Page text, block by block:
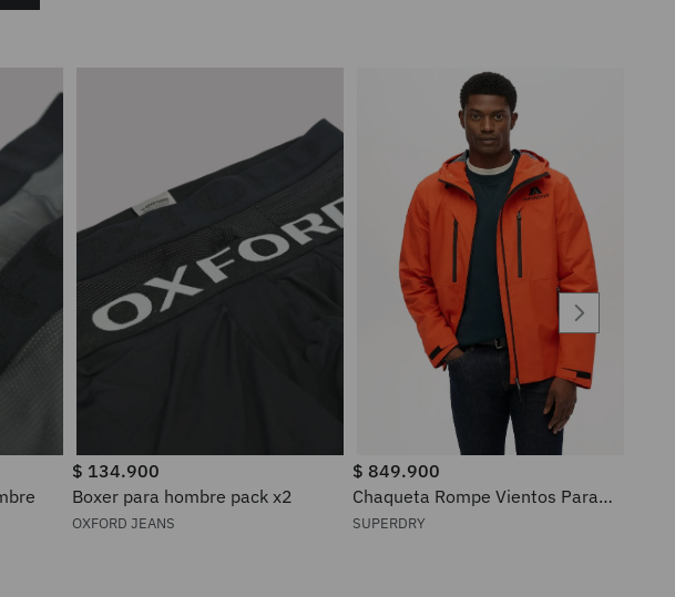
$ 134.900
Boxer para hombre pack x2
OXFORD JEANS
$ 849.900
Chaqueta Rompe Vientos Para
Hombre Waterproof Superdry
SUPERDRY